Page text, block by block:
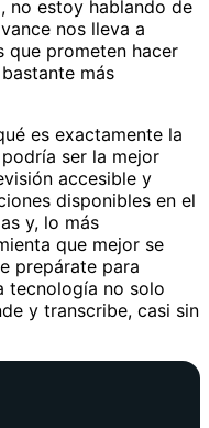
no estoy hablando de
nos lleva a
que prometen hacer
más
es exactamente la
ser la mejor
accesible y
disponibles en el
y, lo más
que mejor se
prepárate para
tecnología no solo
y transcribe, casi sin